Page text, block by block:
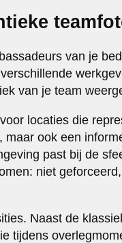
van je
van je team
locaties die
ook een
past bij de
niet
Naast de
tijdens